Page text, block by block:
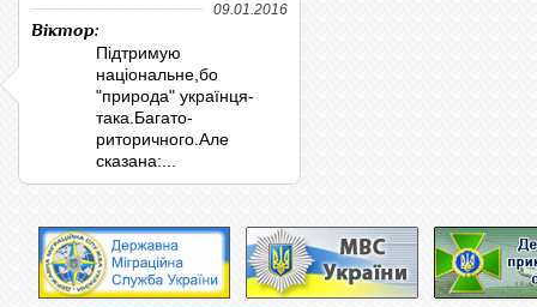
09.01.2016
Віктор:
Підтримую
національне,бо
"природа" українця-
така.Багато-
риторичного.Але
сказана:...